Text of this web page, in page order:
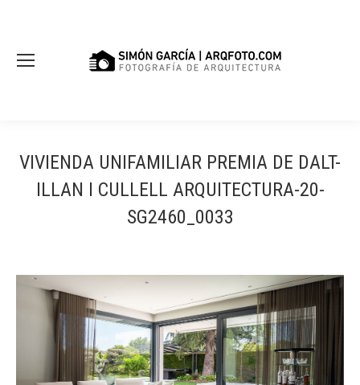
VIVIENDA UNIFAMILIAR PREMIA DE DALT-
ILLAN I CULLELL ARQUITECTURA-20-
SG2460_0033